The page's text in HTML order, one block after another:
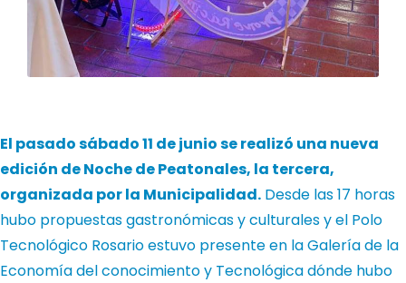
El pasado sábado 11 de junio se realizó una nueva
edición de Noche de Peatonales, la tercera,
organizada por la Municipalidad. Desde las 17 horas
hubo propuestas gastronómicas y culturales y el Polo
Tecnológico Rosario estuvo presente en la Galería de la
Economía del conocimiento y Tecnológica dónde hubo